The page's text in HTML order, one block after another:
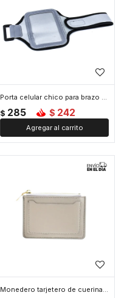
Porta celular chico para brazo - Gris
$ 285 $ 242
Monedero tarjetero de cuerina - Gris